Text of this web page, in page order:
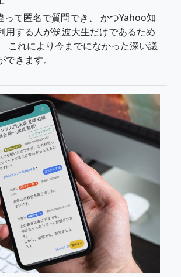
て匿名で質問でき、 かつYahoo知
用する人が筑波大生だけであるため
これにより今までになかった深い議
きます。